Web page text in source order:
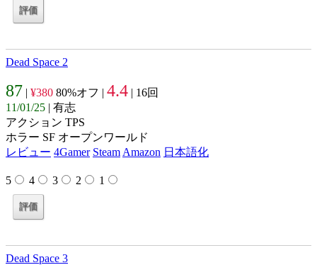
Dead Space 2
87 | ¥380 80%オフ | 4.4 | 16回
11/01/25 | 有志
アクション TPS
ホラー SF オープンワールド
レビュー 4Gamer Steam Amazon 日本語化
5 4 3 2 1
Dead Space 3